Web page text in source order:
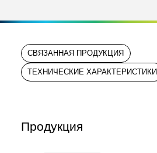
СВЯЗАННАЯ ПРОДУКЦИЯ
ТЕХНИЧЕСКИЕ ХАРАКТЕРИСТИКИ
Продукция